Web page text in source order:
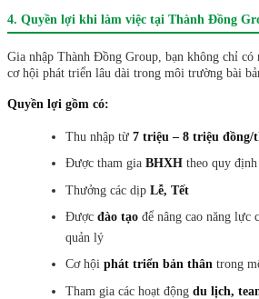
4. Quyền lợi khi làm việc tại Thành Đồng
Gia nhập Thành Đồng Group, bạn không chỉ có
cơ hội phát triển lâu dài trong môi trường bài
Quyền lợi gồm có:
Thu nhập từ 7 triệu – 8 triệu đồng/
Được tham gia BHXH theo quy định
Thưởng các dịp Lễ, Tết
Được đào tạo để nâng cao năng lực
quản lý
Cơ hội phát triển bản thân trong
Tham gia các hoạt động du lịch,